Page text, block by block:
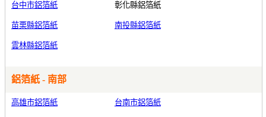
台中市鋁箔紙 彰化縣鋁箔紙
苗栗縣鋁箔紙 南投縣鋁箔紙
雲林縣鋁箔紙
鋁箔紙 - 南部
高雄市鋁箔紙 台南市鋁箔紙